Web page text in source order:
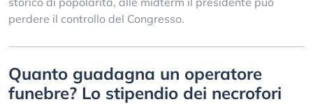
perdere il controllo del Congresso.
Quanto guadagna un operatore
funebre? Lo stipendio dei necrofori